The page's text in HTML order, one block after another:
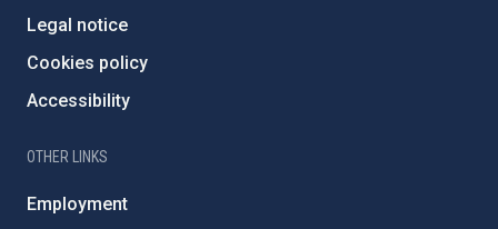
Legal notice
Cookies policy
Accessibility
OTHER LINKS
Employment